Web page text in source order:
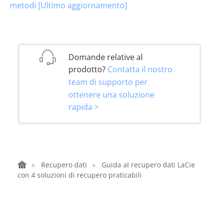
metodi [Ultimo aggiornamento]
Domande relative al
prodotto? Contatta il nostro
team di supporto per
ottenere una soluzione
rapida >
Recupero dati
Guida al recupero dati LaCie
con 4 soluzioni di recupero praticabili